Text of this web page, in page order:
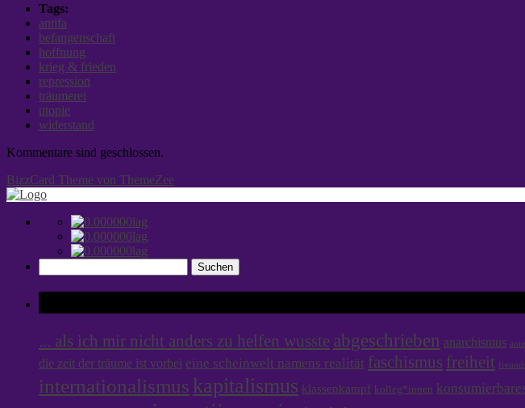
Tags:
antifa
befangenschaft
hoffnung
krieg & frieden
repression
träumerei
utopie
widerstand
Kommentare sind geschlossen.
BizzCard Theme von ThemeZee
nach:
... als ich mir nicht anders zu helfen wusste abgeschrieben anarchismus
die zeit der träume ist vorbei eine scheinwelt namens realität faschismus freiheit
internationalismus kapitalismus klassenkampf kolleg*innen